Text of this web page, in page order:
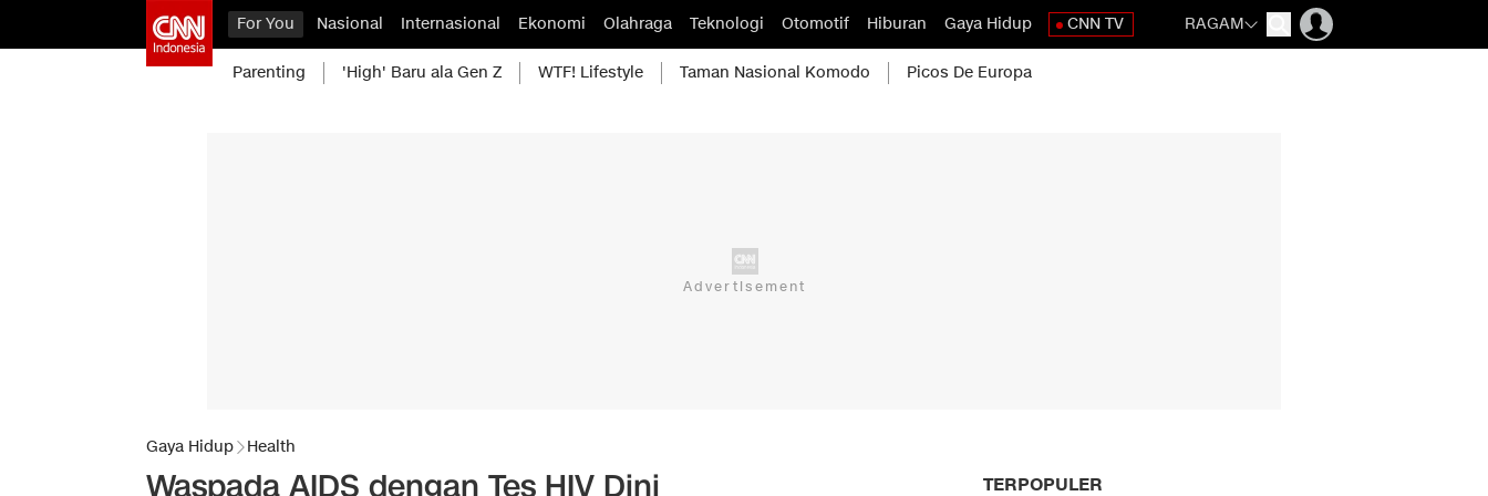
For You Nasional Internasional Ekonomi Olahraga Teknologi Otomotif Hiburan Gaya Hidup CNN TV RAGAM
Parenting 'High' Baru ala Gen Z WTF! Lifestyle Taman Nasional Komodo Picos De Europa
Gaya Hidup Health
Waspada AIDS dengan Tes HIV Dini TERPOPULER